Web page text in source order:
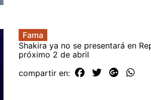
Fama
Shakira ya no se presentará en
próximo 2 de abril
compartir en: